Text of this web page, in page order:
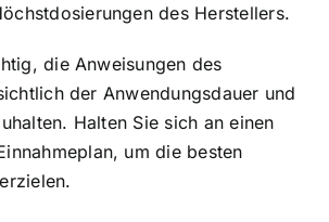
des Herstellers.
die Anweisungen des
der Anwendungsdauer und
Halten Sie sich an einen
um die besten